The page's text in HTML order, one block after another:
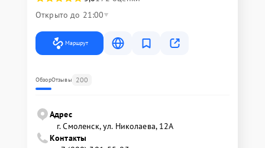
Открыто до 21:00
Маршрут
ОбзорОтзывы 200
Адрес
г. Смоленск, ул. Николаева, 12А
Контакты